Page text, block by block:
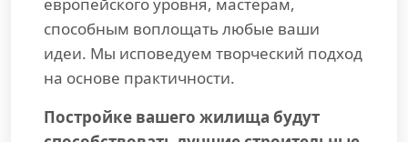
способным воплощать любые ваши
идеи. Мы исповедуем творческий подход
на основе практичности.
Постройке вашего жилища будут